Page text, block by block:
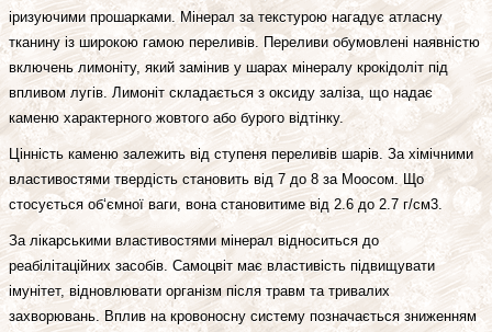
іризуючими прошарками. Мінерал за текстурою нагадує атласну
тканину із широкою гамою переливів. Переливи обумовлені наявністю
включень лимоніту, який замінив у шарах мінералу крокідоліт під
впливом лугів. Лимоніт складається з оксиду заліза, що надає
каменю характерного жовтого або бурого відтінку.
Цінність каменю залежить від ступеня переливів шарів. За хімічними
властивостями твердість становить від 7 до 8 за Моосом. Що
стосується об‘ємної ваги, вона становитиме від 2.6 до 2.7 г/см3.
За лікарськими властивостями мінерал відноситься до
реабілітаційних засобів. Самоцвіт має властивість підвищувати
імунітет, відновлювати організм після травм та тривалих
захворювань. Вплив на кровоносну систему позначається зниженням